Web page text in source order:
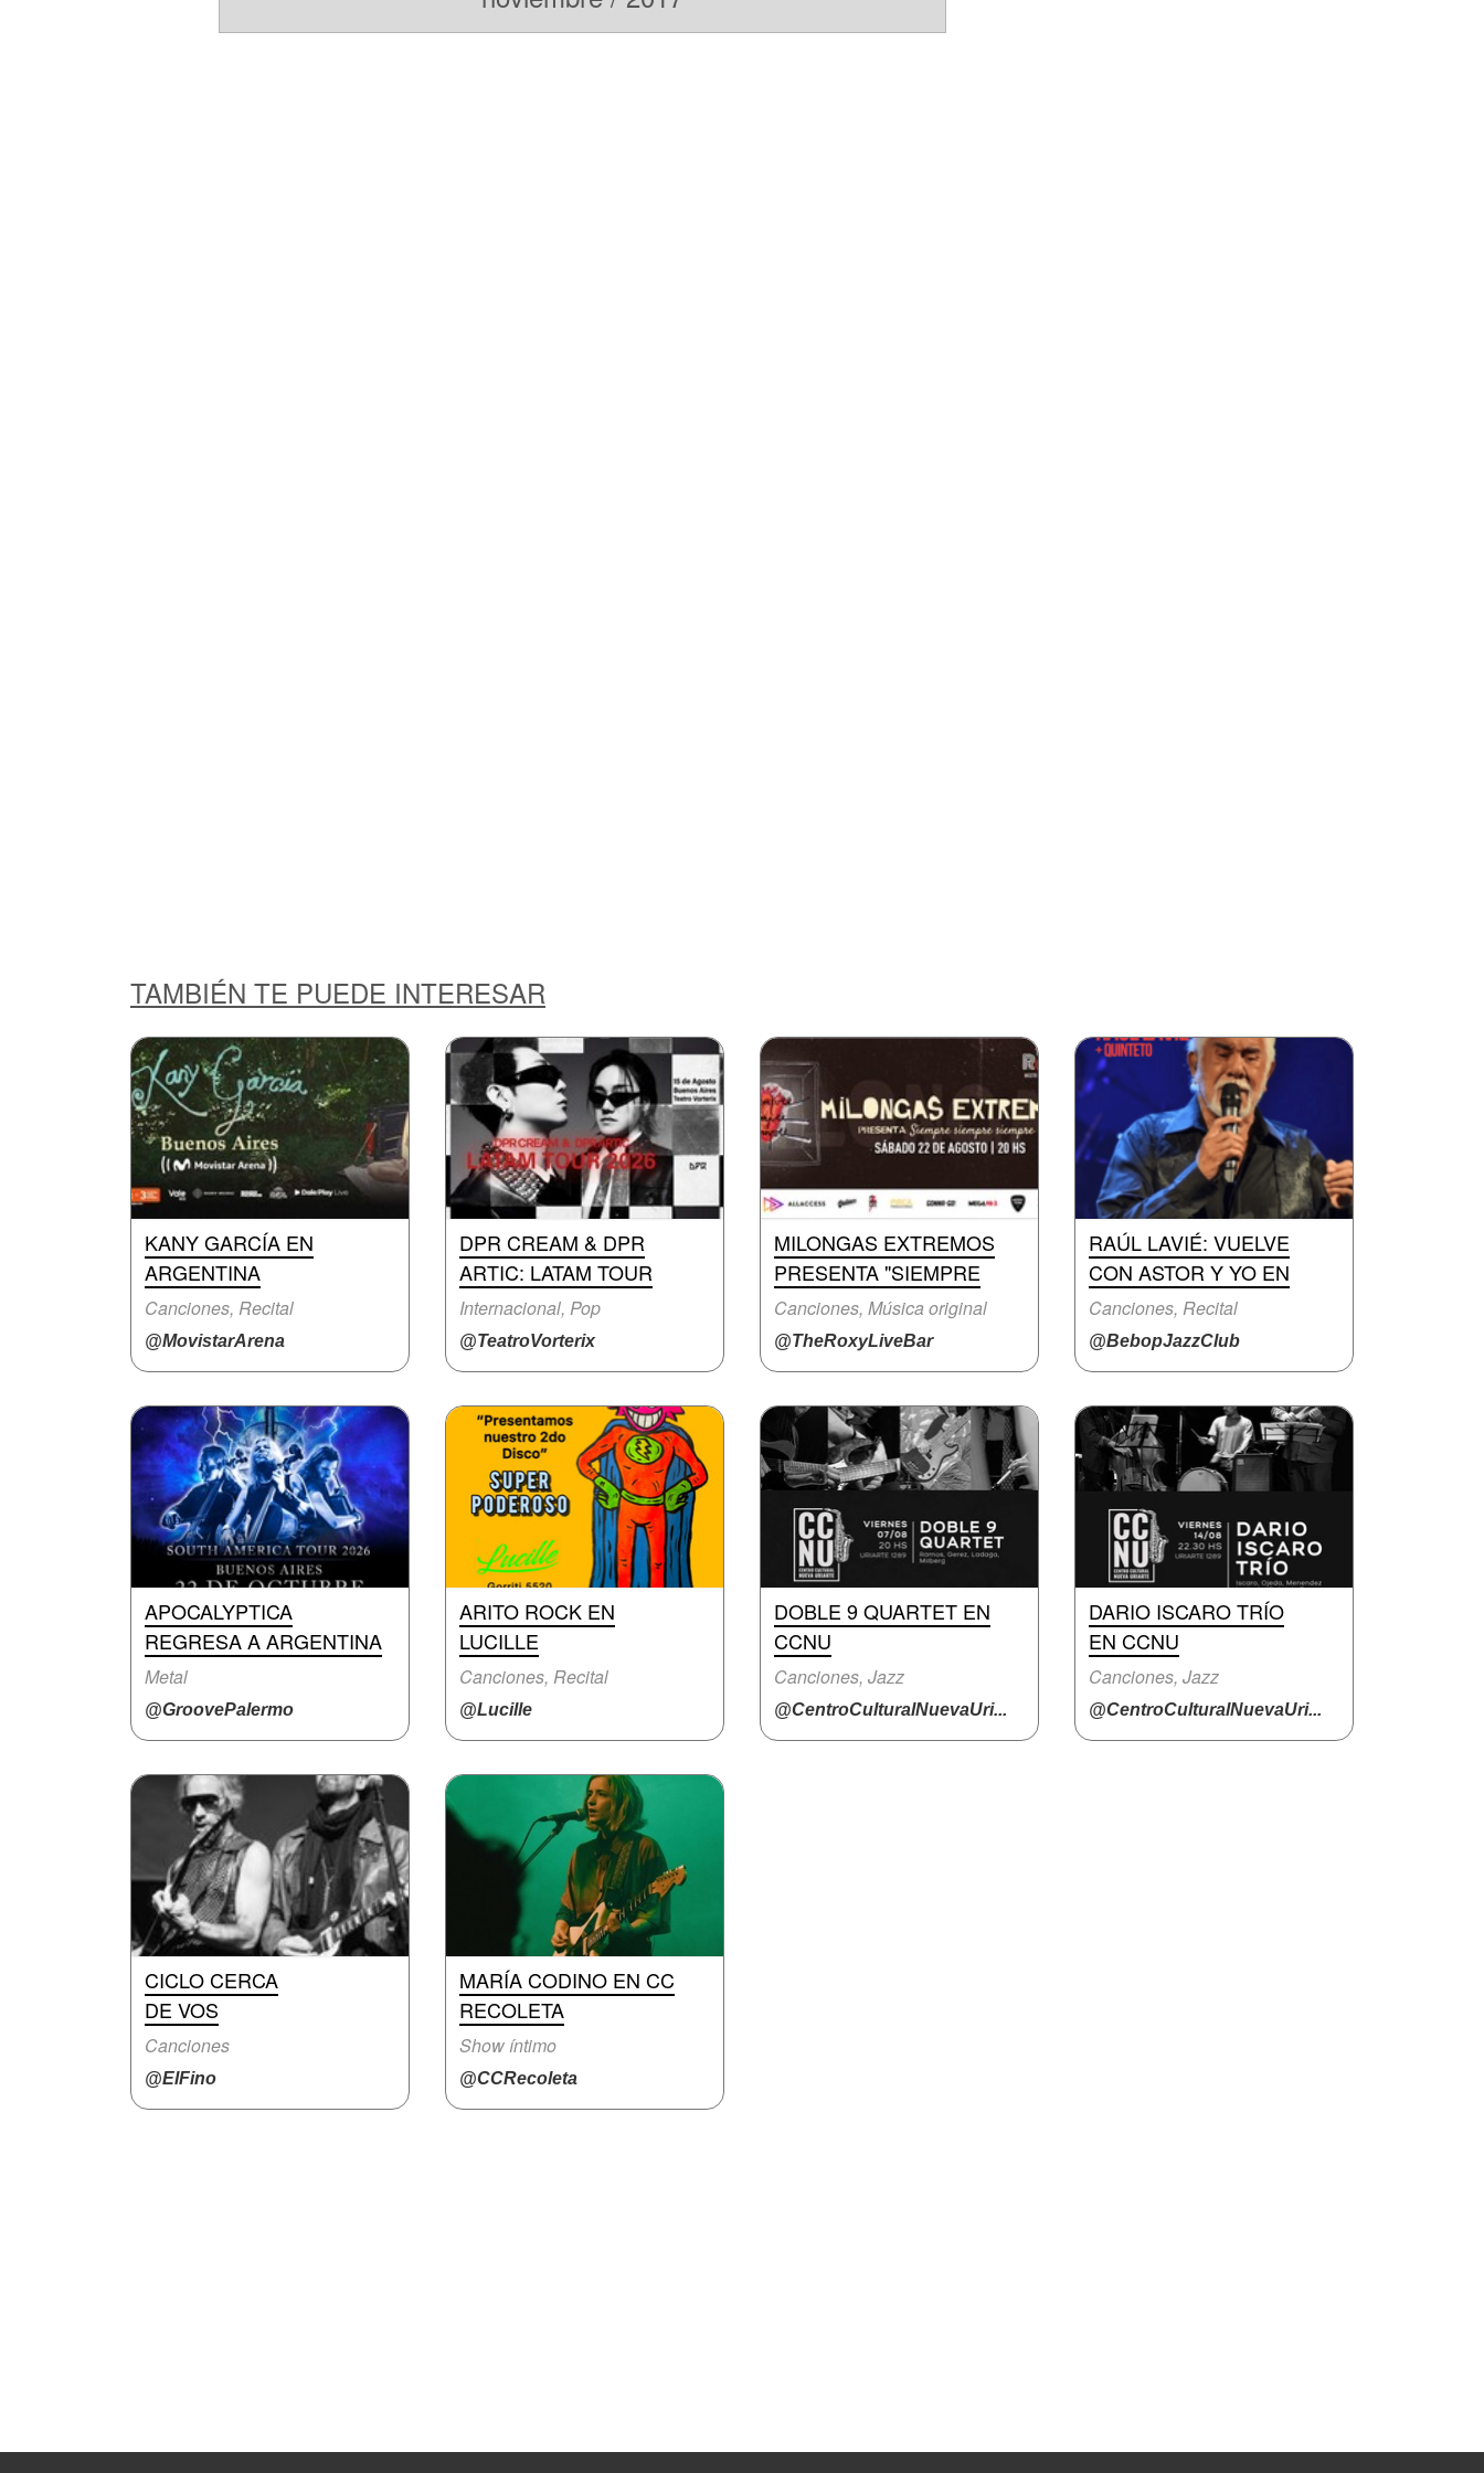
TAMBIÉN TE PUEDE INTERESAR
KANY GARCÍA EN
ARGENTINA
Canciones, Recital
@MovistarArena
DPR CREAM & DPR
ARTIC: LATAM TOUR
Internacional, Pop
@TeatroVorterix
MILONGAS EXTREMOS
PRESENTA "SIEMPRE
Canciones, Música original
@TheRoxyLiveBar
RAÚL LAVIÉ: VUELVE
CON ASTOR Y YO EN
Canciones, Recital
@BebopJazzClub
APOCALYPTICA
REGRESA A ARGENTINA
Metal
@GroovePalermo
ARITO ROCK EN
LUCILLE
Canciones, Recital
@Lucille
DOBLE 9 QUARTET EN
CCNU
Canciones, Jazz
@CentroCulturalNuevaUri...
DARIO ISCARO TRÍO
EN CCNU
Canciones, Jazz
@CentroCulturalNuevaUri...
CICLO CERCA
DE VOS
Canciones
@ElFino
MARÍA CODINO EN CC
RECOLETA
Show íntimo
@CCRecoleta